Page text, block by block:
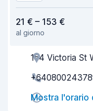
Facile da trovare
Gentilezza degli agenti
Rapidità del ritiro
Rapidità della
21 € – 153 €
al giorno
154 Victoria St
Mostra l'orario